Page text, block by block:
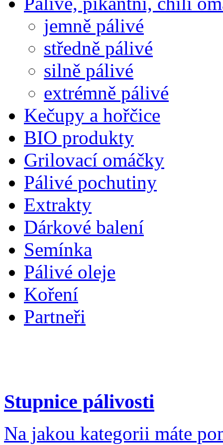
jemně pálivé
středně pálivé
silně pálivé
extrémně pálivé
Kečupy a hořčice
BIO produkty
Grilovací omáčky
Pálivé pochutiny
Extrakty
Dárkové balení
Semínka
Pálivé oleje
Koření
Partneři
Stupnice pálivosti
Na jakou kategorii máte